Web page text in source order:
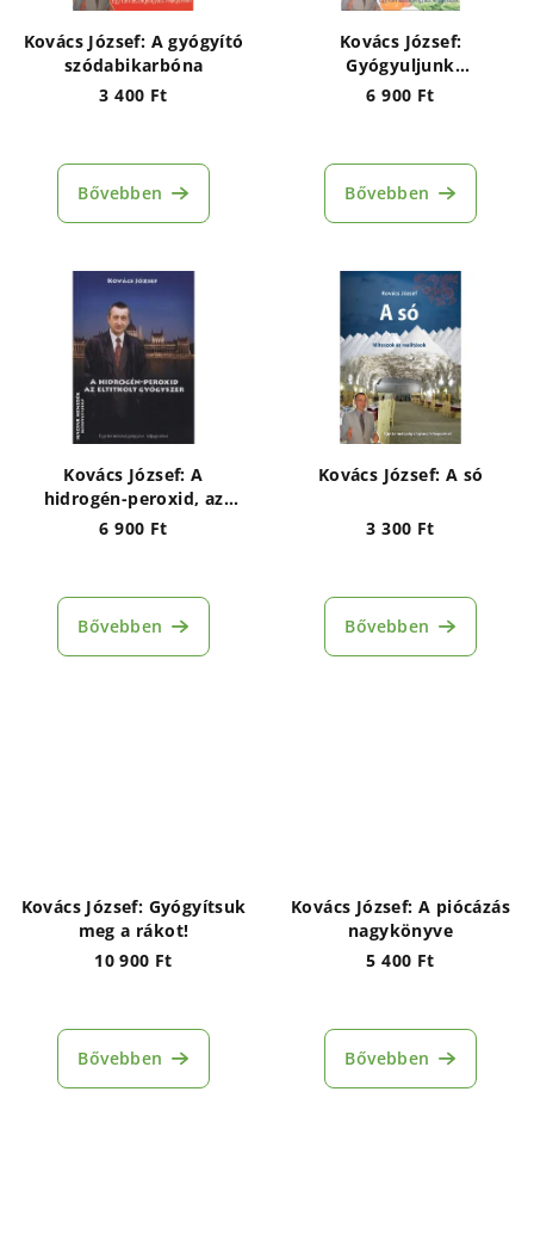
Kovács József: A gyógyító
szódabikarbóna
3 400 Ft
Bővebben
Kovács József:
Gyógyuljunk
természetesen:
6 900 Ft
Bővebben
Kovács József: A
hidrogén-peroxid, az
eltitkolt gyógyszer
6 900 Ft
Bővebben
Kovács József: A só
3 300 Ft
Bővebben
Kovács József: Gyógyítsuk
meg a rákot!
10 900 Ft
Bővebben
Kovács József: A piócázás
nagykönyve
5 400 Ft
Bővebben